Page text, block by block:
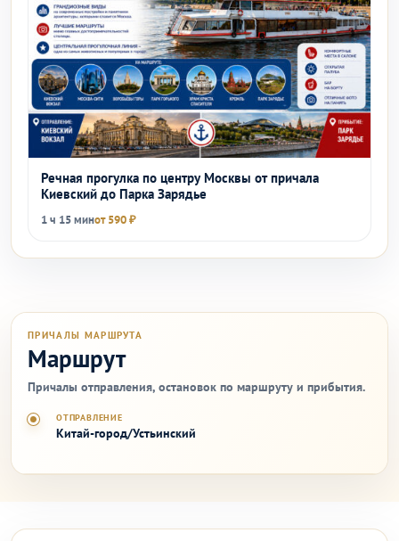
Речная прогулка по центру Москвы от причала
Киевский до Парка Зарядье
1 ч 15 минот 590 ₽
ПРИЧАЛЫ МАРШРУТА
Маршрут
Причалы отправления, остановок по маршруту и прибытия.
ОТПРАВЛЕНИЕ
Китай-город/Устьинский